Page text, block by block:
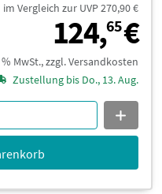
im Vergleich zur UVP 270,90 €
124,65€
MwSt., zzgl. Versandkosten
Zustellung bis Do., 13. Aug.